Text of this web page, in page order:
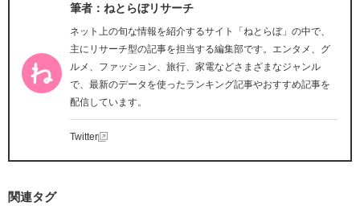
筆者：ねとらぼリサーチ
ネット上の旬な情報を紹介するサイト「ねとらぼ」の中で、
主にリサーチ型の記事を担当する編集部です。エンタメ、グ
ルメ、ファッション、旅行、家電などさまざまなジャンル
で、最新のデータを使ったランキング記事やおすすめ記事を
配信しています。
Twitter
関連タグ